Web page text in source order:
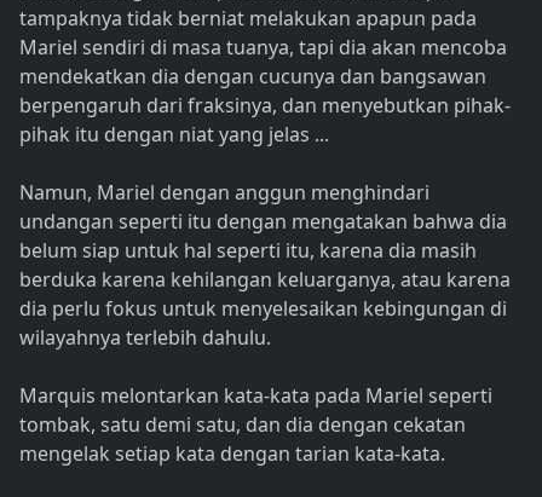
tampaknya tidak berniat melakukan apapun pada
Mariel sendiri di masa tuanya, tapi dia akan mencoba
mendekatkan dia dengan cucunya dan bangsawan
berpengaruh dari fraksinya, dan menyebutkan pihak-
pihak itu dengan niat yang jelas ...
Namun, Mariel dengan anggun menghindari
undangan seperti itu dengan mengatakan bahwa dia
belum siap untuk hal seperti itu, karena dia masih
berduka karena kehilangan keluarganya, atau karena
dia perlu fokus untuk menyelesaikan kebingungan di
wilayahnya terlebih dahulu.
Marquis melontarkan kata-kata pada Mariel seperti
tombak, satu demi satu, dan dia dengan cekatan
mengelak setiap kata dengan tarian kata-kata.